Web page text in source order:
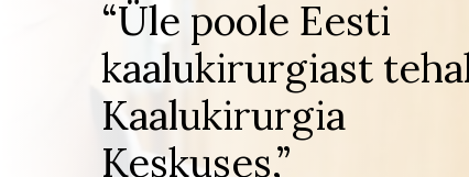
“Üle poole Eesti
kaalukirurgiast
Kaalukirurgia
Keskuses,”